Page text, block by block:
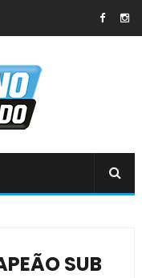
SUB